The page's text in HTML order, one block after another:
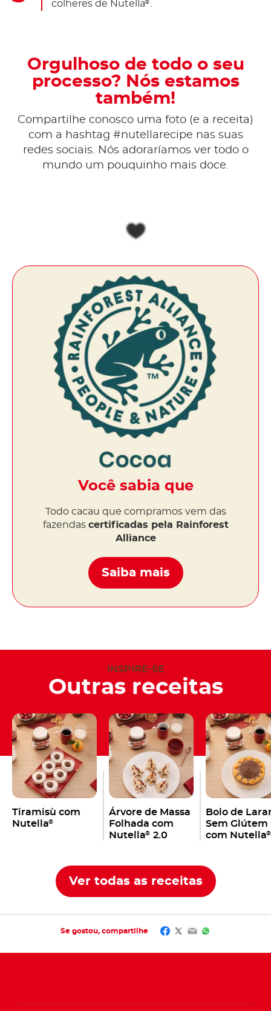
colheres de Nutella® .
Orgulhoso de todo o seu
processo? Nós estamos
também!
Compartilhe conosco uma foto (e a receita)
com a hashtag #nutellarecipe nas suas
redes sociais. Nós adoraríamos ver todo o
mundo um pouquinho mais doce.
Você sabia que
Todo cacau que compramos vem das
fazendas certificadas pela Rainforest
Alliance
Saiba mais
INSPIRE-SE
Outras receitas
Tiramisù com
Nutella®
Árvore de Massa
Folhada com
Nutella® 2.0
Bolo de
Sem Glútem
com Nutella®
Ver todas as receitas
Se gostou, compartilhe​ Facebook
Twitter
EmailWhatsApp